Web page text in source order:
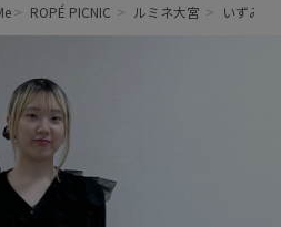
ROPÉ PICNIC ルミネ大宮 いずみ